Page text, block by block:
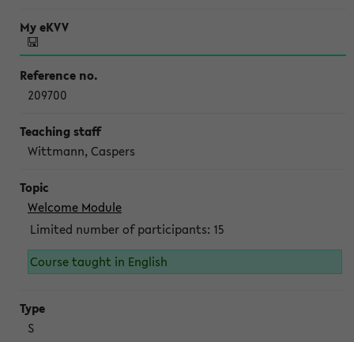
209700
Wittmann, Caspers
Welcome Module
Limited number of participants: 15
Course taught in English
S